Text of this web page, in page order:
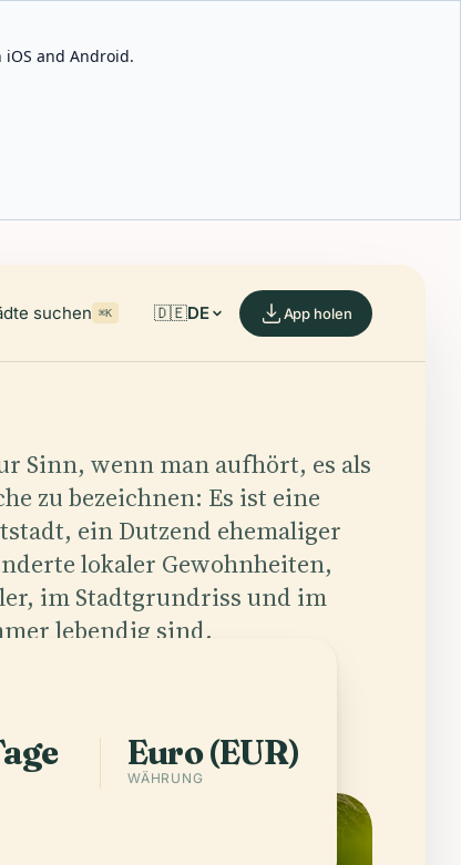
and Android.
suchen ⌘K 🇩🇪DE App holen
Sinn, wenn man aufhört, es als
zu bezeichnen: Es ist eine
ein Dutzend ehemaliger
lokaler Gewohnheiten,
im Stadtgrundriss und im
lebendig sind.
Euro (EUR)
WÄHRUNG